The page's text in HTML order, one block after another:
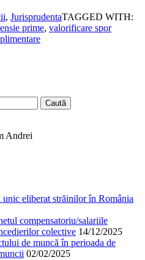
, JurisprudentaTAGGED WITH:
prime, valorificare spor
Andrei
eliberat străinilor în România
compensatoriu/salariile
colective 14/12/2025
de muncă în perioada de
02/02/2025